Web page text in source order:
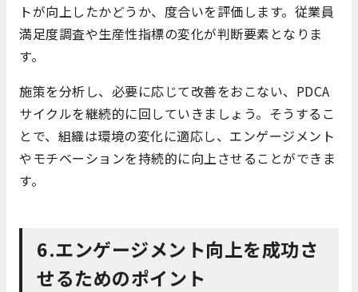
トが向上したかどうか、度合いを評価します。従業員
満足度調査や生産性指標の変化が判断要素となりま
す。
施策を分析し、必要に応じて改善をおこない、PDCA
サイクルを継続的に回していきましょう。そうするこ
とで、組織は環境の変化に適応し、エンゲージメント
やモチベーションを持続的に向上させることができま
す。
6.エンゲージメント向上を成功さ
せるためのポイント